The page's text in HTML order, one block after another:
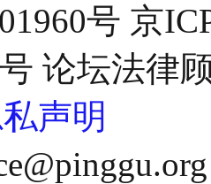
号 京
号 论坛法律
声明